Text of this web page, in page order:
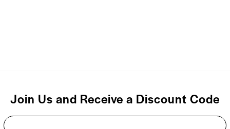
Join Us and Receive a Discount Code